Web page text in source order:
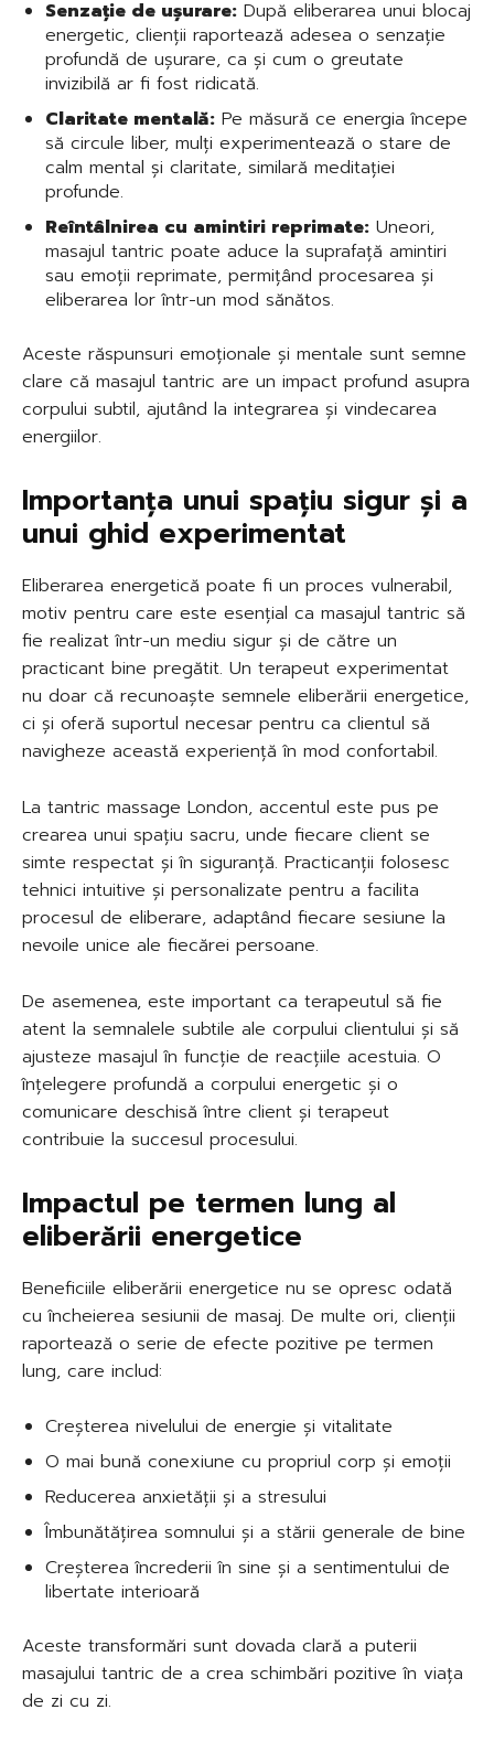
Senzație de ușurare: După eliberarea unui blocaj
energetic, clienții raportează adesea o senzație
profundă de ușurare, ca și cum o greutate
invizibilă ar fi fost ridicată.
Claritate mentală: Pe măsură ce energia începe
să circule liber, mulți experimentează o stare de
calm mental și claritate, similară meditației
profunde.
Reîntâlnirea cu amintiri reprimate: Uneori,
masajul tantric poate aduce la suprafață amintiri
sau emoții reprimate, permițând procesarea și
eliberarea lor într-un mod sănătos.
Aceste răspunsuri emoționale și mentale sunt semne
clare că masajul tantric are un impact profund asupra
corpului subtil, ajutând la integrarea și vindecarea
energiilor.
Importanța unui spațiu sigur și a
unui ghid experimentat
Eliberarea energetică poate fi un proces vulnerabil,
motiv pentru care este esențial ca masajul tantric să
fie realizat într-un mediu sigur și de către un
practicant bine pregătit. Un terapeut experimentat
nu doar că recunoaște semnele eliberării energetice,
ci și oferă suportul necesar pentru ca clientul să
navigheze această experiență în mod confortabil.
La tantric massage London, accentul este pus pe
crearea unui spațiu sacru, unde fiecare client se
simte respectat și în siguranță. Practicanții folosesc
tehnici intuitive și personalizate pentru a facilita
procesul de eliberare, adaptând fiecare sesiune la
nevoile unice ale fiecărei persoane.
De asemenea, este important ca terapeutul să fie
atent la semnalele subtile ale corpului clientului și să
ajusteze masajul în funcție de reacțiile acestuia. O
înțelegere profundă a corpului energetic și o
comunicare deschisă între client și terapeut
contribuie la succesul procesului.
Impactul pe termen lung al
eliberării energetice
Beneficiile eliberării energetice nu se opresc odată
cu încheierea sesiunii de masaj. De multe ori, clienții
raportează o serie de efecte pozitive pe termen
lung, care includ:
Creșterea nivelului de energie și vitalitate
O mai bună conexiune cu propriul corp și emoții
Reducerea anxietății și a stresului
Îmbunătățirea somnului și a stării generale de bine
Creșterea încrederii în sine și a sentimentului de
libertate interioară
Aceste transformări sunt dovada clară a puterii
masajului tantric de a crea schimbări pozitive în viața
de zi cu zi.